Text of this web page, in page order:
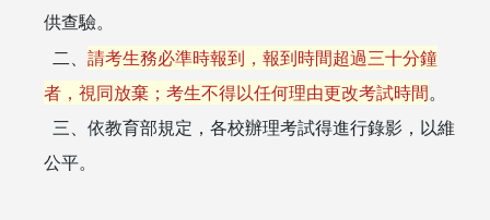
供查驗。
二、 請考生務必準時報到，報到時間超過三十分鐘
者，視同放棄；考生不得以任何理由更改考試時間。
三、依教育部規定，各校辦理考試得進行錄影，以維
公平。